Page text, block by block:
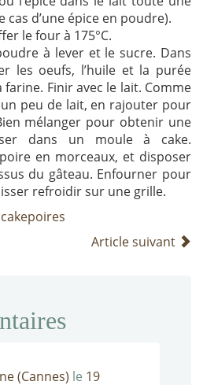
d’une épice en poudre).
le four à 175°C.
à lever et le sucre. Dans
les oeufs, l’huile et la purée
farine. Finir avec le lait. Comme
peu de lait, en rajouter pour
mélanger pour obtenir une
dans un moule à cake.
en morceaux, et disposer
du gâteau. Enfourner pour
refroidir sur une grille.
Article suivant
(Cannes) le 19